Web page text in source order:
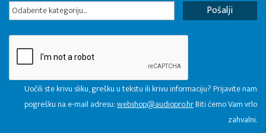
Odaberite kategoriju...
Uočili ste krivu sliku, grešku u tekstu ili krivu informaciju? Prijavite nam
pogrešku na e-mail adresu:webshop@audiopro.hrBiti ćemo Vam vrlo
zahvalni.